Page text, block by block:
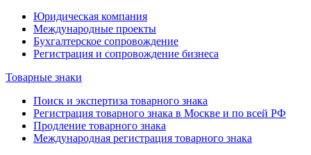
Юридическая компания
Международные проекты
Бухгалтерское сопровождение
Регистрация и сопровождение бизнеса
Товарные знаки
Поиск и экспертиза товарного знака
Регистрация товарного знака в Москве и по всей РФ
Продление товарного знака
Международная регистрация товарного знака